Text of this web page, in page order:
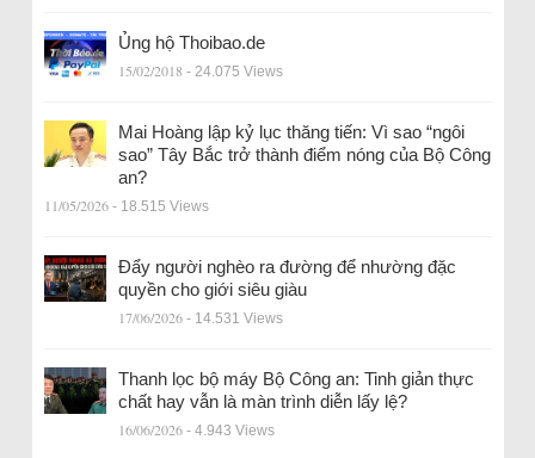
Ủng hộ Thoibao.de
15/02/2018 - 24.075 Views
Mai Hoàng lập kỷ lục thăng tiến: Vì sao “ngôi
sao” Tây Bắc trở thành điểm nóng của Bộ Công
an?
11/05/2026 - 18.515 Views
Đẩy người nghèo ra đường để nhường đặc
quyền cho giới siêu giàu
17/06/2026 - 14.531 Views
Thanh lọc bộ máy Bộ Công an: Tinh giản thực
chất hay vẫn là màn trình diễn lấy lệ?
16/06/2026 - 4.943 Views